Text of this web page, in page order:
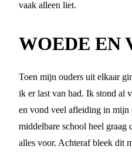
vaak alleen liet.
WOEDE EN
Toen mijn ouders uit elkaar
ik er last van had. Ik stond al
en vond veel afleiding in
middelbare school heel graag
alles voor. Achteraf bleek dit